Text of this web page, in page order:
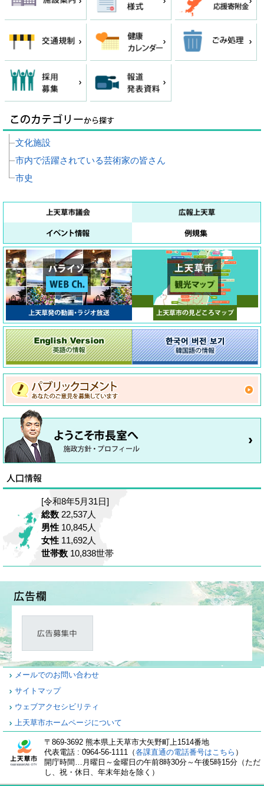
文化施設
市内で活躍されている芸術家の皆さん
市史
[令和8年5月31日]
総数 22,537人
男性 10,845人
女性 11,692人
世帯数 10,838世帯
メールでのお問い合わせ
サイトマップ
ウェブアクセシビリティ
上天草市ホームページについて
〒869-3692 熊本県上天草市大矢野町上1514番地
代表電話 : 0964-56-1111（各課直通の電話番号はこちら ）
開庁時間…月曜日～金曜日の午前8時30分～午後5時15分（ただ
し、祝・休日、年末年始を除く）